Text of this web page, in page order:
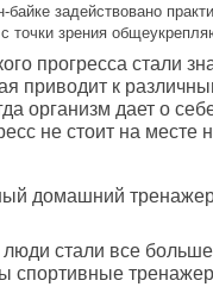
задействовано
точки зрения
прогресса стали
приводит к
организм дает о
не стоит на месте
домашний
стали все
спортивные